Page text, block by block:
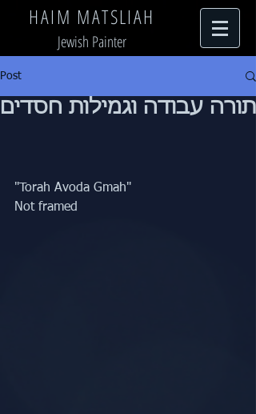
HAIM MATSLIAH
Jewish Painter
Post
תורה עבודה וגמילות חסדים
"Torah Avoda Gmah"
Not framed